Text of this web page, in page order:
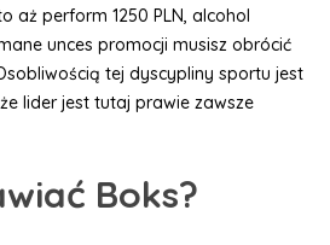
aż perform 1250 PLN, alcohol
unces promocji musisz obrócić
tej dyscypliny sportu jest
lider jest tutaj prawie zawsze
Boks?